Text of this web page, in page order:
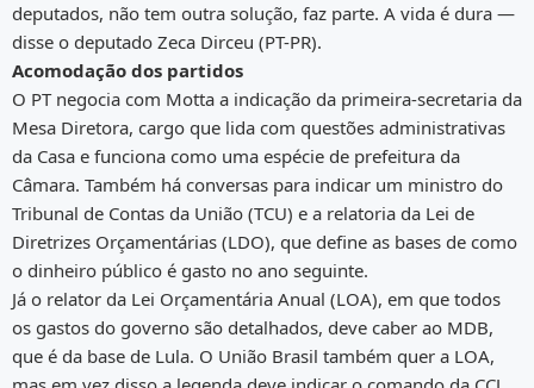
deputados, não tem outra solução, faz parte. A vida é dura —
disse o deputado Zeca Dirceu (PT-PR).
Acomodação dos partidos
O PT negocia com Motta a indicação da primeira-secretaria da
Mesa Diretora, cargo que lida com questões administrativas
da Casa e funciona como uma espécie de prefeitura da
Câmara. Também há conversas para indicar um ministro do
Tribunal de Contas da União (TCU) e a relatoria da Lei de
Diretrizes Orçamentárias (LDO), que define as bases de como
o dinheiro público é gasto no ano seguinte.
Já o relator da Lei Orçamentária Anual (LOA), em que todos
os gastos do governo são detalhados, deve caber ao MDB,
que é da base de Lula. O União Brasil também quer a LOA,